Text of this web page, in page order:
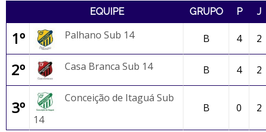
EQUIPE GRUPO P J
1º Palhano Sub 14 B 4 2
2º Casa Branca Sub 14 B 4 2
3º
Conceição de Itaguá Sub
14
B 0 2